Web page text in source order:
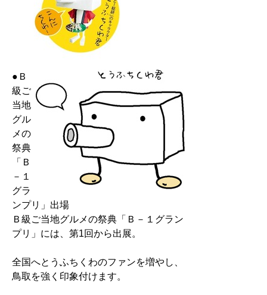
●Ｂ
級ご
当地
グル
メの
祭典
「Ｂ
－１
グラ
ンプリ」出場
Ｂ級ご当地グルメの祭典「Ｂ－１グラン
プリ」には、第1回から出展。
全国へとうふちくわのファンを増やし、
鳥取を強く印象付けます。